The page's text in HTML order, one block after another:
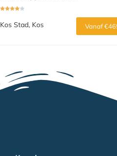
Kos Stad, Kos Vanaf